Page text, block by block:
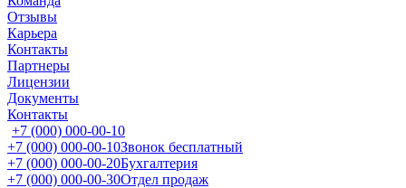
Отзывы
Карьера
Контакты
Партнеры
Лицензии
Документы
Контакты
+7 (000) 000-00-10
+7 (000) 000-00-10Звонок бесплатный
+7 (000) 000-00-20Бухгалтерия
+7 (000) 000-00-30Отдел продаж